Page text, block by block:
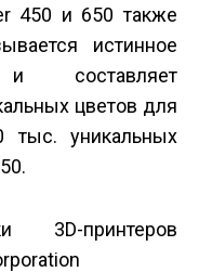
450 и 650 также
истинное
составляет
цветов для
уникальных
3D-принтеров